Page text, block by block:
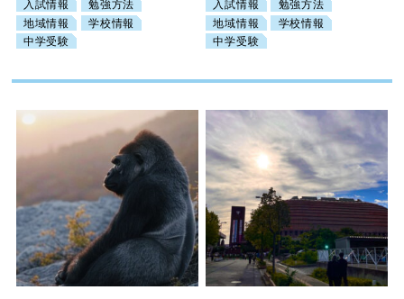
入試情報
勉強方法
地域情報
学校情報
中学受験
入試情報
勉強方法
地域情報
学校情報
中学受験